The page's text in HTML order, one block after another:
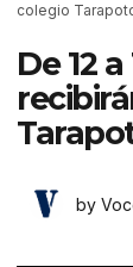
colegio
De 12
by